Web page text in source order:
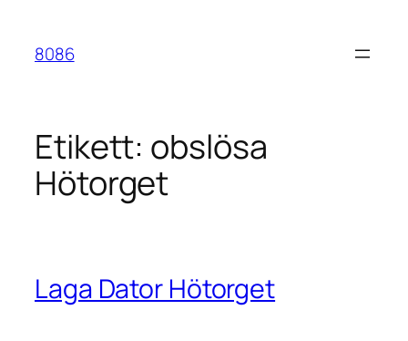
innehåll
8086
Etikett: obslösa
Hötorget
Laga Dator Hötorget